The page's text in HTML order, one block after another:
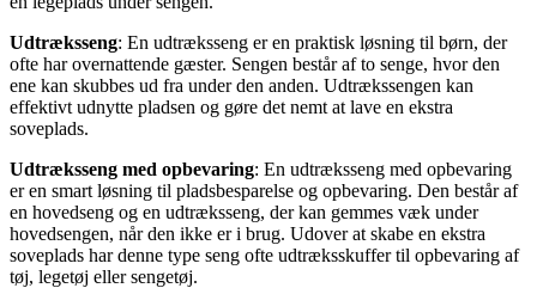
Udtræksseng: En udtræksseng er en praktisk løsning til børn, der
ofte har overnattende gæster. Sengen består af to senge, hvor den
ene kan skubbes ud fra under den anden. Udtrækssengen kan
effektivt udnytte pladsen og gøre det nemt at lave en ekstra
soveplads.
Udtræksseng med opbevaring: En udtræksseng med opbevaring
er en smart løsning til pladsbesparelse og opbevaring. Den består af
en hovedseng og en udtræksseng, der kan gemmes væk under
hovedsengen, når den ikke er i brug. Udover at skabe en ekstra
soveplads har denne type seng ofte udtræksskuffer til opbevaring af
tøj, legetøj eller sengetøj.